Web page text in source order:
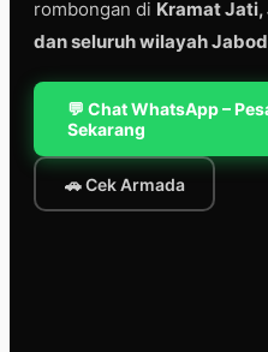
rombongan di Kramat
dan seluruh wilayah
💬 Chat WhatsApp –
Sekarang
🚗 Cek Armada